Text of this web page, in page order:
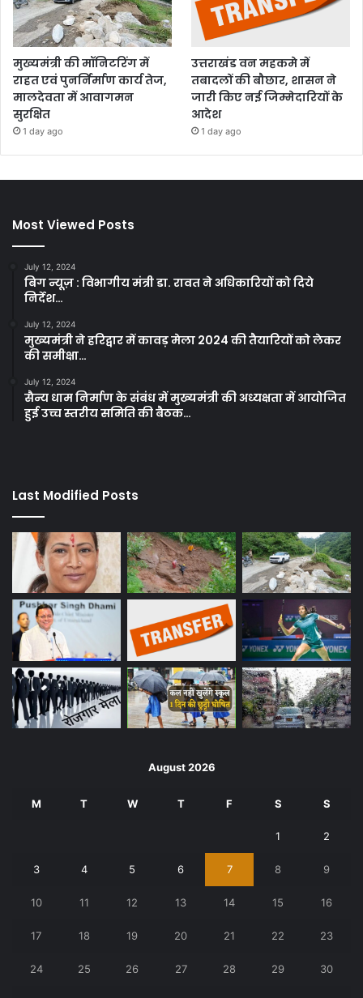
मुख्यमंत्री की मॉनिटरिंग में
राहत एवं पुनर्निर्माण कार्य तेज,
मालदेवता में आवागमन
सुरक्षित
1 day ago
उत्तराखंड वन महकमे में
तबादलों की बौछार, शासन ने
जारी किए नई जिम्मेदारियों के
आदेश
1 day ago
Most Viewed Posts
July 12, 2024
बिग न्यूज़ : विभागीय मंत्री डा. रावत ने अधिकारियों को दिये
निर्देश…
July 12, 2024
मुख्यमंत्री ने हरिद्वार में कावड़ मेला 2024 की तैयारियों को लेकर
की समीक्षा…
July 12, 2024
सैन्य धाम निर्माण के संबंध में मुख्यमंत्री की अध्यक्षता में आयोजित
हुई उच्च स्तरीय समिति की बैठक…
Last Modified Posts
August 2026
M T W T F S S
1 2
3 4 5 6 7 8 9
10 11 12 13 14 15 16
17 18 19 20 21 22 23
24 25 26 27 28 29 30